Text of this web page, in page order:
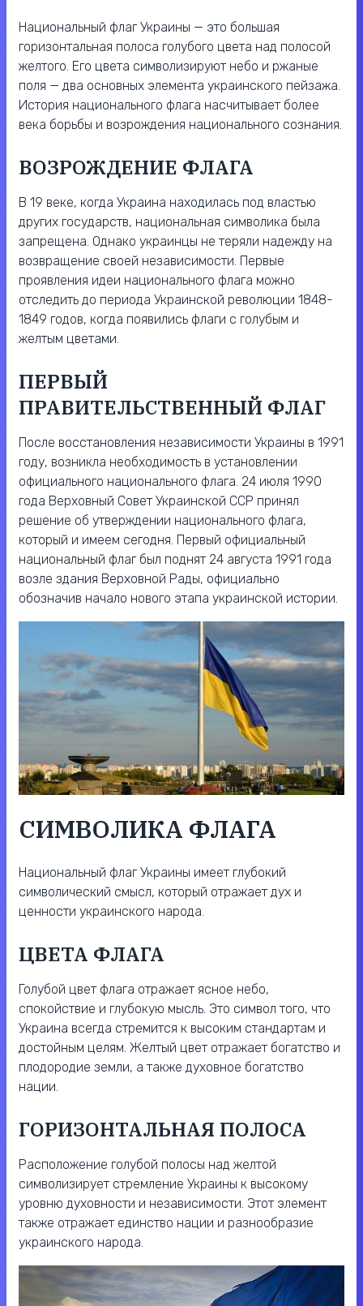
Национальный флаг Украины — это большая
горизонтальная полоса голубого цвета над полосой
желтого. Его цвета символизируют небо и ржаные
поля — два основных элемента украинского пейзажа.
История национального флага насчитывает более
века борьбы и возрождения национального сознания.
ВОЗРОЖДЕНИЕ ФЛАГА
В 19 веке, когда Украина находилась под властью
других государств, национальная символика была
запрещена. Однако украинцы не теряли надежду на
возвращение своей независимости. Первые
проявления идеи национального флага можно
отследить до периода Украинской революции 1848-
1849 годов, когда появились флаги с голубым и
желтым цветами.
ПЕРВЫЙ
ПРАВИТЕЛЬСТВЕННЫЙ ФЛАГ
После восстановления независимости Украины в 1991
году, возникла необходимость в установлении
официального национального флага. 24 июля 1990
года Верховный Совет Украинской ССР принял
решение об утверждении национального флага,
который и имеем сегодня. Первый официальный
национальный флаг был поднят 24 августа 1991 года
возле здания Верховной Рады, официально
обозначив начало нового этапа украинской истории.
СИМВОЛИКА ФЛАГА
Национальный флаг Украины имеет глубокий
символический смысл, который отражает дух и
ценности украинского народа.
ЦВЕТА ФЛАГА
Голубой цвет флага отражает ясное небо,
спокойствие и глубокую мысль. Это символ того, что
Украина всегда стремится к высоким стандартам и
достойным целям. Желтый цвет отражает богатство и
плодородие земли, а также духовное богатство
нации.
ГОРИЗОНТАЛЬНАЯ ПОЛОСА
Расположение голубой полосы над желтой
символизирует стремление Украины к высокому
уровню духовности и независимости. Этот элемент
также отражает единство нации и разнообразие
украинского народа.